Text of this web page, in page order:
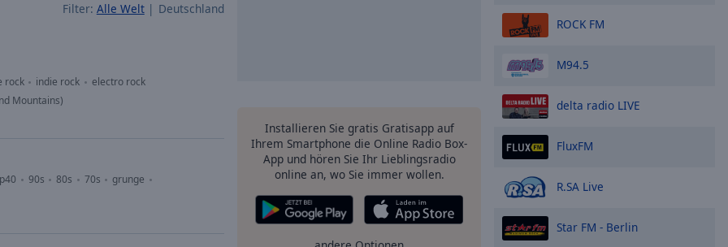
Filter: Alle Welt Deutschland
rock indie rock
electro rock
Mountains)
90s 80s 70s
grunge
Installieren Sie gratis Gratisapp auf
Ihrem Smartphone die Online Radio Box-
App und hören Sie Ihr Lieblingsradio
online an, wo Sie immer wollen.
ROCK FM
M94.5
delta radio LIVE
FluxFM
R.SA Live
Star FM - Berlin